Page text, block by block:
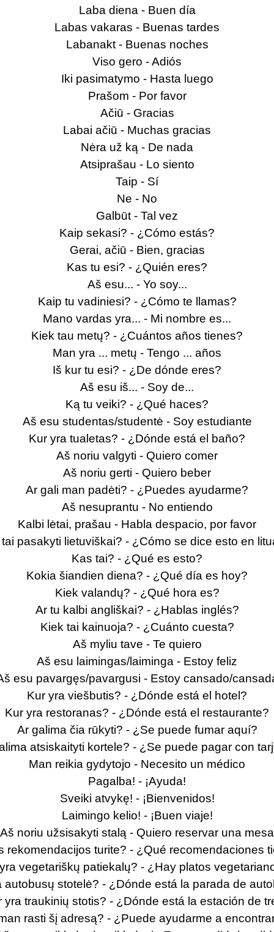
Laba diena - Buen día
Labas vakaras - Buenas tardes
Labanakt - Buenas noches
Viso gero - Adiós
Iki pasimatymo - Hasta luego
Prašom - Por favor
Ačiū - Gracias
Labai ačiū - Muchas gracias
Nėra už ką - De nada
Atsiprašau - Lo siento
Taip - Sí
Ne - No
Galbūt - Tal vez
Kaip sekasi? - ¿Cómo estás?
Gerai, ačiū - Bien, gracias
Kas tu esi? - ¿Quién eres?
Aš esu... - Yo soy...
Kaip tu vadiniesi? - ¿Cómo te llamas?
Mano vardas yra... - Mi nombre es...
Kiek tau metų? - ¿Cuántos años tienes?
Man yra ... metų - Tengo ... años
Iš kur tu esi? - ¿De dónde eres?
Aš esu iš... - Soy de...
Ką tu veiki? - ¿Qué haces?
Aš esu studentas/studentė - Soy estudiante
Kur yra tualetas? - ¿Dónde está el baño?
Aš noriu valgyti - Quiero comer
Aš noriu gerti - Quiero beber
Ar gali man padėti? - ¿Puedes ayudarme?
Aš nesuprantu - No entiendo
Kalbi lėtai, prašau - Habla despacio, por favor
pasakyti lietuviškai? - ¿Cómo se dice esto en
Kas tai? - ¿Qué es esto?
Kokia šiandien diena? - ¿Qué día es hoy?
Kiek valandų? - ¿Qué hora es?
Ar tu kalbi angliškai? - ¿Hablas inglés?
Kiek tai kainuoja? - ¿Cuánto cuesta?
Aš myliu tave - Te quiero
Aš esu laimingas/laiminga - Estoy feliz
esu pavargęs/pavargusi - Estoy cansado/
Kur yra viešbutis? - ¿Dónde está el hotel?
Kur yra restoranas? - ¿Dónde está el restaurante?
Ar galima čia rūkyti? - ¿Se puede fumar aquí?
atsiskaityti kortele? - ¿Se puede pagar con
Man reikia gydytojo - Necesito un médico
Pagalba! - ¡Ayuda!
Sveiki atvykę! - ¡Bienvenidos!
Laimingo kelio! - ¡Buen viaje!
Aš noriu užsisakyti stalą - Quiero reservar una mesa
rekomendacijos turite? - ¿Qué recomendaciones
vegetariškų patiekalų? - ¿Hay platos
autobusų stotelė? - ¿Dónde está la parada de
yra traukinių stotis? - ¿Dónde está la estación de
rasti šį adresą? - ¿Puede ayudarme a